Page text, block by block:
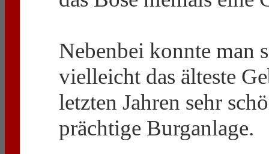
Nebenbei konnte man
vielleicht das älteste
letzten Jahren sehr
prächtige Burganlage.